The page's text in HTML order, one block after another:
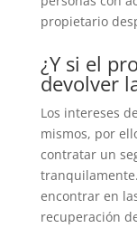
propietario
¿Y si el
devolver
Los intereses
mismos, por
contratar un
encontrar en
recuperación